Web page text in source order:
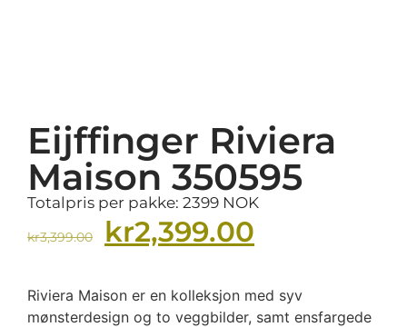
Eijffinger Riviera
Maison 350595
Totalpris per pakke: 2399 NOK
kr3,399.00 kr2,399.00
Riviera Maison er en kolleksjon med syv
mønsterdesign og to veggbilder, samt ensfargede